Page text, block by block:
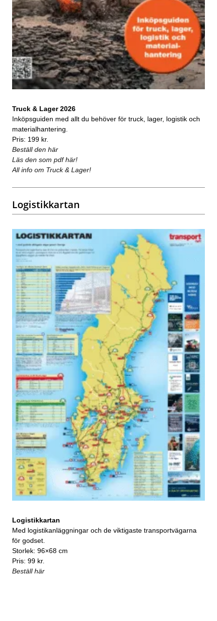
Truck & Lager 2026
Inköpsguiden med allt du behöver för truck, lager, logistik och
materialhantering.
Pris: 199 kr.
Beställ den här
Läs den som pdf här!
All info om Truck & Lager!
Logistikkartan
Logistikkartan
Med logistikanläggningar och de viktigaste transportvägarna
för godset.
Storlek: 96×68 cm
Pris: 99 kr.
Beställ här